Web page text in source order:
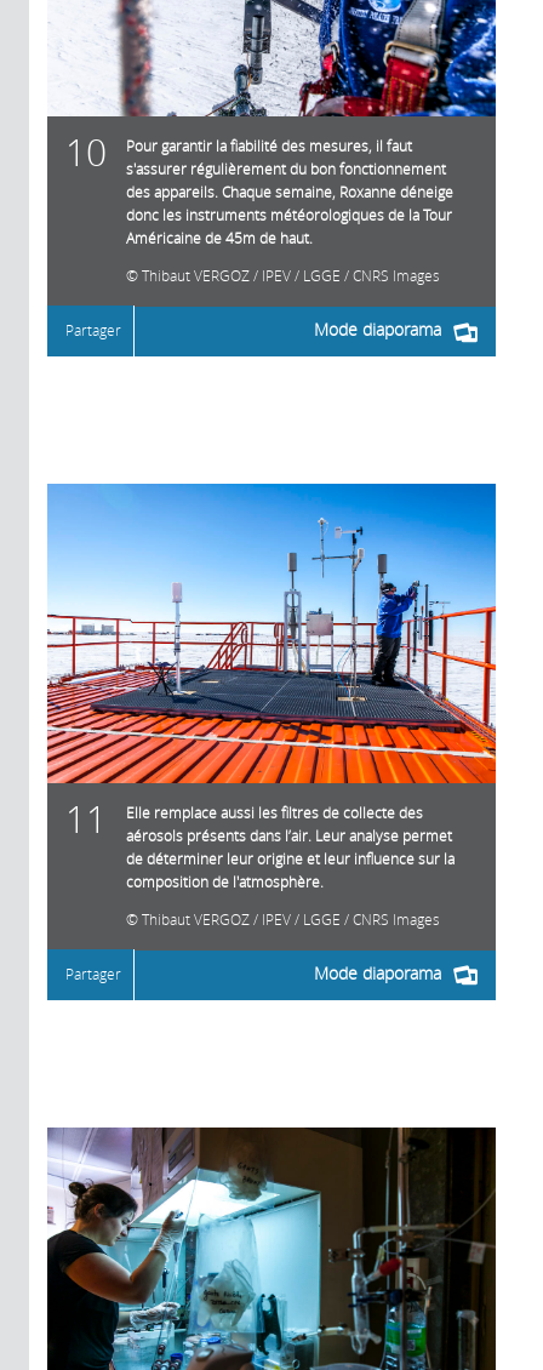
10
Pour garantir la fiabilité des mesures, il faut
s'assurer régulièrement du bon fonctionnement
des appareils. Chaque semaine, Roxanne déneige
donc les instruments météorologiques de la Tour
Américaine de 45m de haut.
Thibaut VERGOZ / IPEV / LGGE / CNRS Images
Mode diaporama
Partager
11
Elle remplace aussi les filtres de collecte des
aérosols présents dans l’air. Leur analyse permet
de déterminer leur origine et leur influence sur la
composition de l'atmosphère.
Thibaut VERGOZ / IPEV / LGGE / CNRS Images
Mode diaporama
Partager